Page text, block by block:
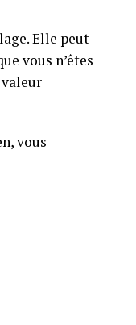
Elle peut
vous n’êtes
vous